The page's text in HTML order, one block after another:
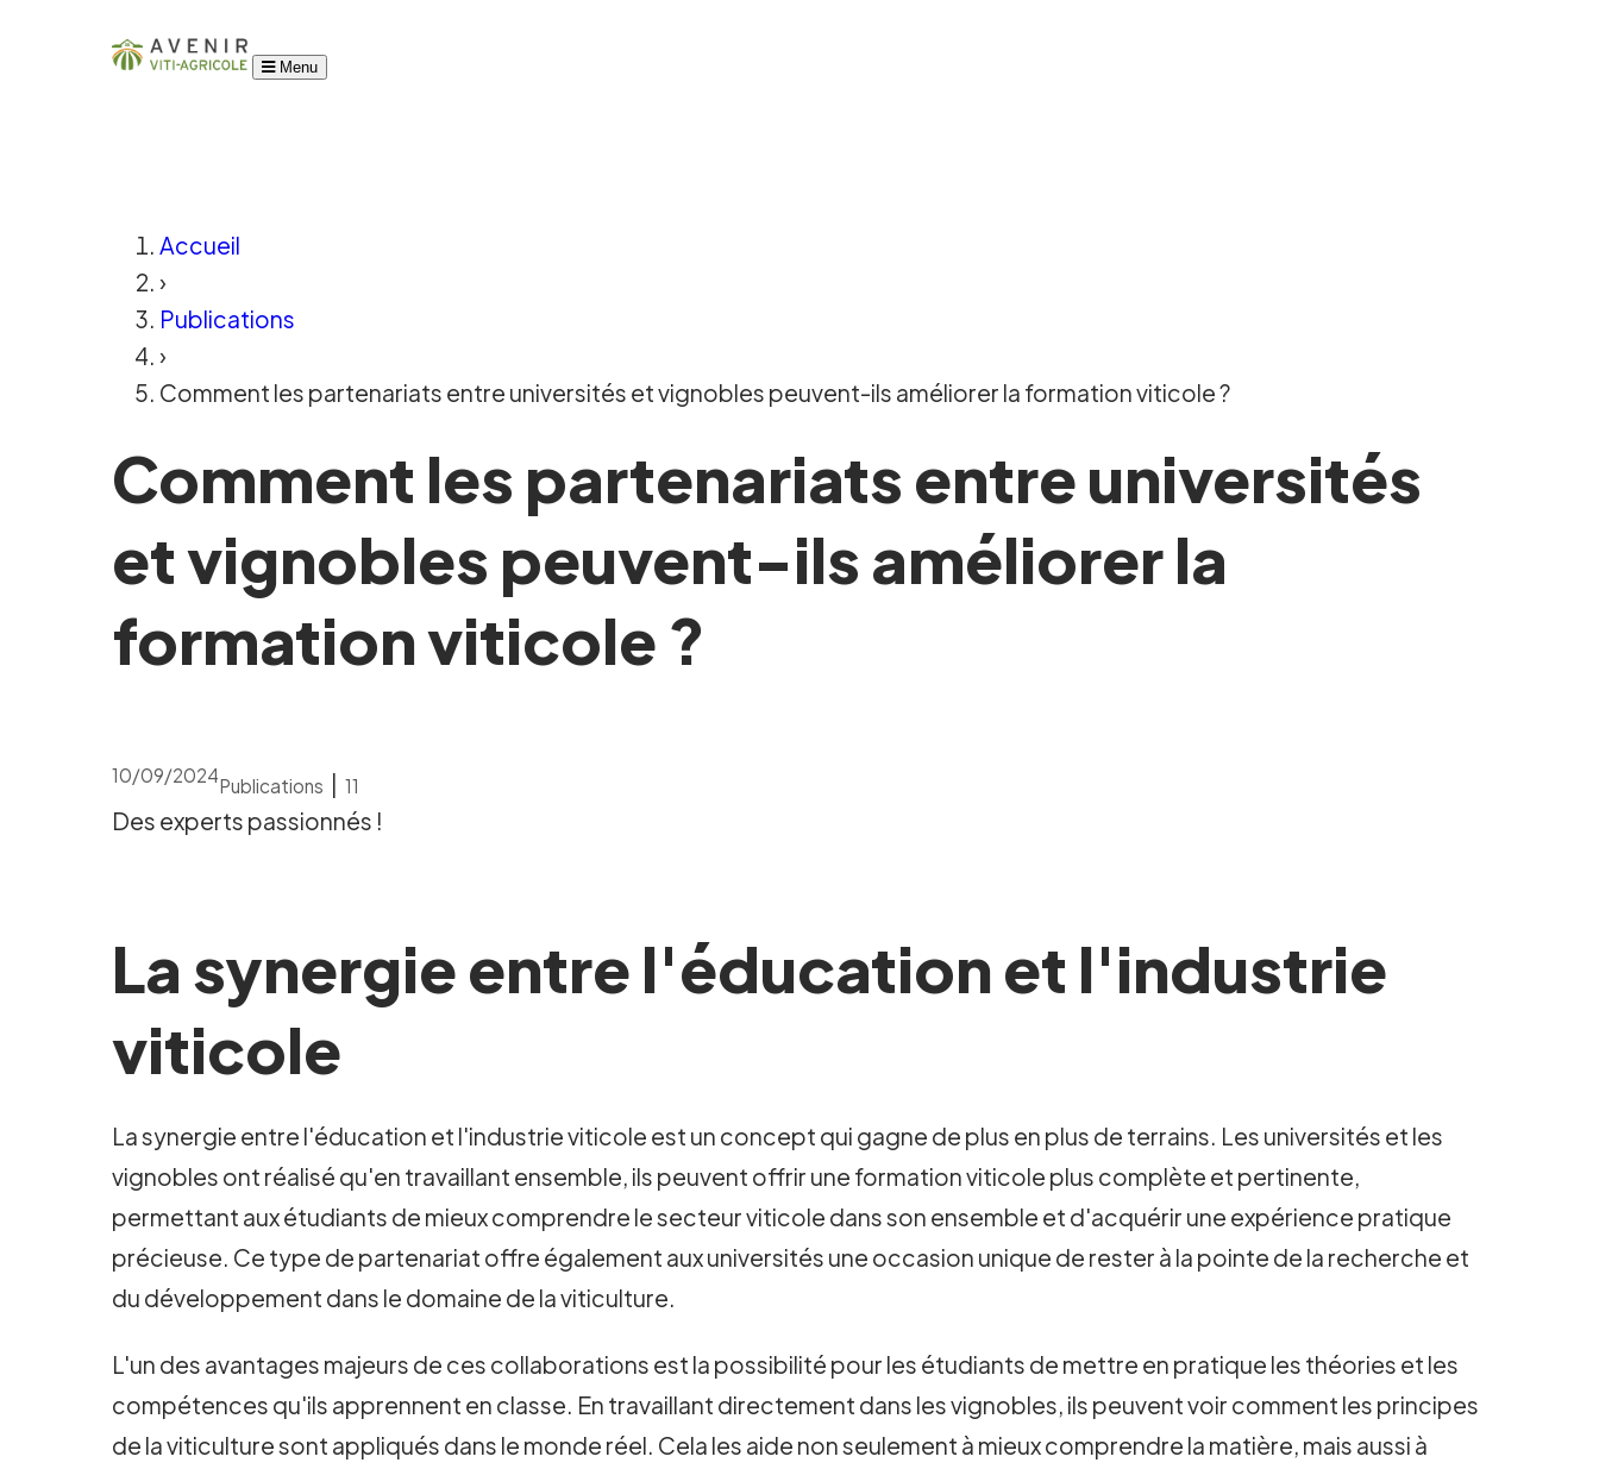
Menu
Accueil
›
Publications
›
Comment les partenariats entre universités et vignobles peuvent-ils améliorer la formation viticole ?
Comment les partenariats entre universités
et vignobles peuvent-ils améliorer la
formation viticole ?
10/09/2024Publications |11
Des experts passionnés !
La synergie entre l'éducation et l'industrie
viticole
La synergie entre l'éducation et l'industrie viticole est un concept qui gagne de plus en plus de terrains. Les universités et les
vignobles ont réalisé qu'en travaillant ensemble, ils peuvent offrir une formation viticole plus complète et pertinente,
permettant aux étudiants de mieux comprendre le secteur viticole dans son ensemble et d'acquérir une expérience pratique
précieuse. Ce type de partenariat offre également aux universités une occasion unique de rester à la pointe de la recherche et
du développement dans le domaine de la viticulture.
L'un des avantages majeurs de ces collaborations est la possibilité pour les étudiants de mettre en pratique les théories et les
compétences qu'ils apprennent en classe. En travaillant directement dans les vignobles, ils peuvent voir comment les principes
de la viticulture sont appliqués dans le monde réel. Cela les aide non seulement à mieux comprendre la matière, mais aussi à